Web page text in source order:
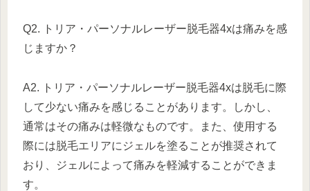
Q2. トリア・パーソナルレーザー脱毛器4xは痛みを感
じますか？
A2. トリア・パーソナルレーザー脱毛器4xは脱毛に際
して少ない痛みを感じることがあります。しかし、
通常はその痛みは軽微なものです。また、使用する
際には脱毛エリアにジェルを塗ることが推奨されて
おり、ジェルによって痛みを軽減することができま
す。